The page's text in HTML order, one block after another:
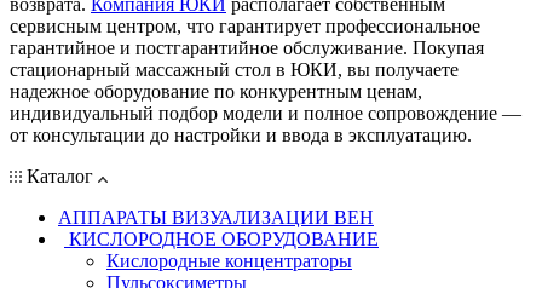
возврата. Компания ЮКИ располагает собственным
сервисным центром, что гарантирует профессиональное
гарантийное и постгарантийное обслуживание. Покупая
стационарный массажный стол в ЮКИ, вы получаете
надежное оборудование по конкурентным ценам,
индивидуальный подбор модели и полное сопровождение —
от консультации до настройки и ввода в эксплуатацию.
Каталог
АППАРАТЫ ВИЗУАЛИЗАЦИИ ВЕН
КИСЛОРОДНОЕ ОБОРУДОВАНИЕ
Кислородные концентраторы
Пульсоксиметры